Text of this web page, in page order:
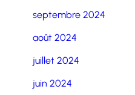
septembre 2024
août 2024
juillet 2024
juin 2024